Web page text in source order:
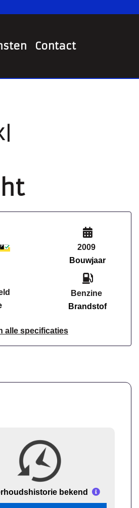
Contact
2009
Bouwjaar
Benzine
Brandstof
alle specificaties
historie bekend